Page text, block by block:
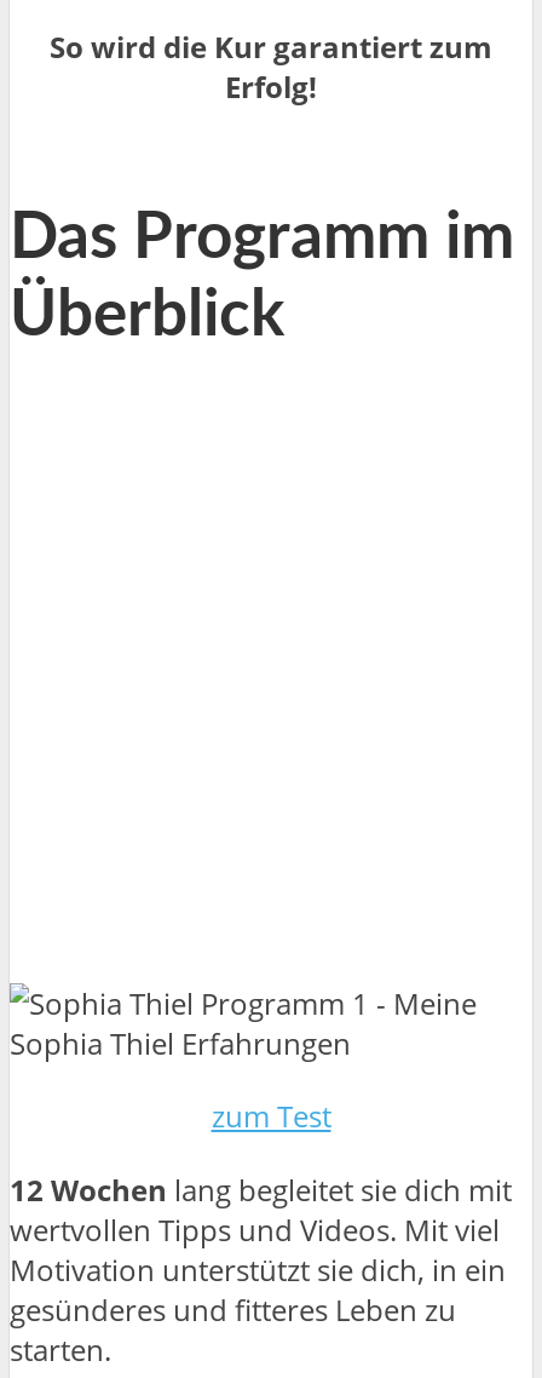
So wird die Kur garantiert zum
Erfolg!
Das Programm im
Überblick
zum Test
12 Wochen lang begleitet sie dich mit
wertvollen Tipps und Videos. Mit viel
Motivation unterstützt sie dich, in ein
gesünderes und fitteres Leben zu
starten.